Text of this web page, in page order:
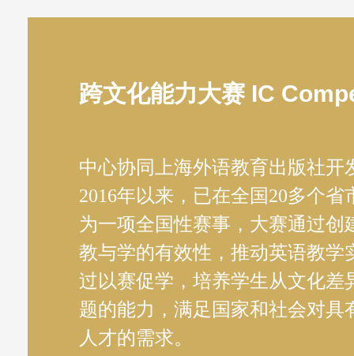
跨文化能力大赛 IC
中心协同上海外语教育出版社开
2016年以来，已在全国20多个
为一项全国性赛事，大赛通过创
教与学的有效性，推动英语教学
过以赛促学，培养学生从文化差
题的能力，满足国家和社会对具
人才的需求。